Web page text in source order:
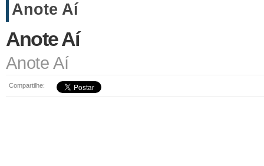
Anote Aí
Anote Aí
Anote Aí
Compartilhe: